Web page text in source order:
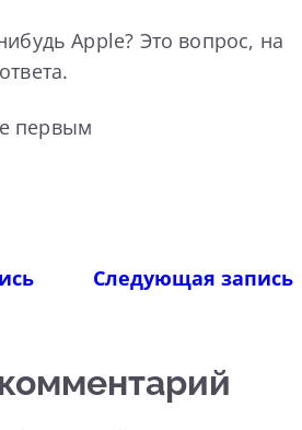
Apple? Это вопрос, на
первым
Следующая запись